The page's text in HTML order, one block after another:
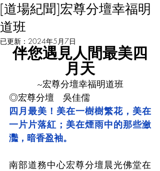
[道場紀聞]宏尊分壇幸福明
道班
已更新： 2024年5月7日
伴您遇見人間最美四
月天
~宏尊分壇幸福明道班
◎宏尊分壇　吳佳儒
四月最美！美在一樹樹繁花，美在
一片片落紅；美在煙雨中的那些瀲
灩，暗香盈袖。
南部道務中心宏尊分壇晨光佛堂在